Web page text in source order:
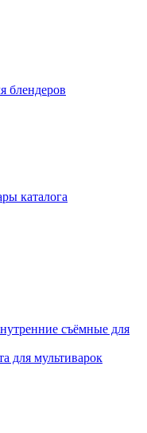
блендеров
каталога
съёмные для
для мультиварок